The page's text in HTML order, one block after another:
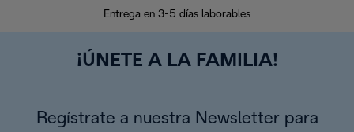
Entrega en 3-5 días laborables
¡ÚNETE A LA FAMILIA!
Regístrate a nuestra Newsletter para